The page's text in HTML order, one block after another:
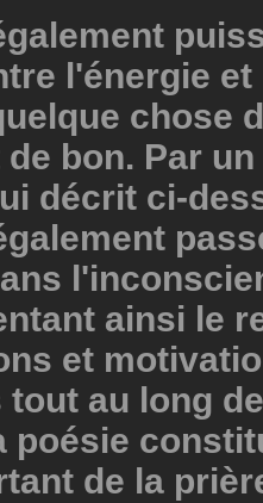
l'énergie
chose
bon. Par
décrit ci-
ainsi le
et
au long
poésie
de la